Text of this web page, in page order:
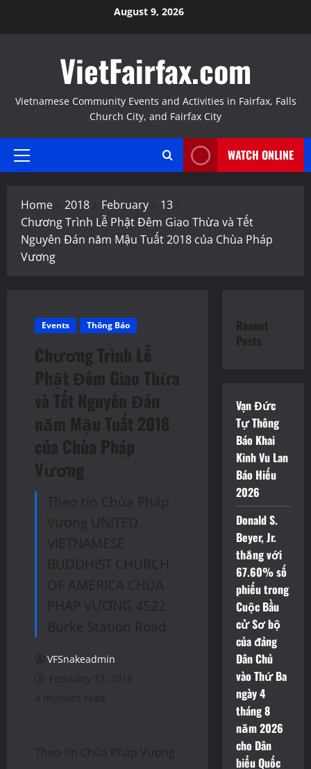
August 9, 2026
VietFairfax.com
Vietnamese Community Events and Activities in Fairfax, Falls
Church City, and Fairfax City
Primary
WATCH ONLINE
Home 2018 February
13
Chương Trình Lễ Phật Đêm Giao Thừa và Tết
Nguyên Đán năm Mậu Tuất 2018 của Chùa Pháp
Vương
Events Thông Báo
Chương Trình Lễ
Phật Đêm Giao Thừa
và Tết Nguyên Đán
năm Mậu Tuất 2018
của Chùa Pháp
Vương
Theo tin Chùa Pháp
Vương UNITED
VIETNAMESE
BUDDHIST CHURCH
OF AMERICA CHÙA
PHÁP VƯƠNG 4522
Burke Station Road.
VFSnakeadmin
February 13, 2018
4 minutes read
Theo tin Chùa Pháp Vương
Recent
Posts
Vạn Đức
Tự Thông
Báo Khai
Kinh Vu Lan
Báo Hiếu
2026
Donald S.
Beyer, Jr.
thắng với
67.60% số
phiếu trong
Cuộc Bầu
cử Sơ bộ
của đảng
Dân Chủ
vào Thứ Ba
ngày 4
tháng 8
năm 2026
cho Dân
biểu Quốc